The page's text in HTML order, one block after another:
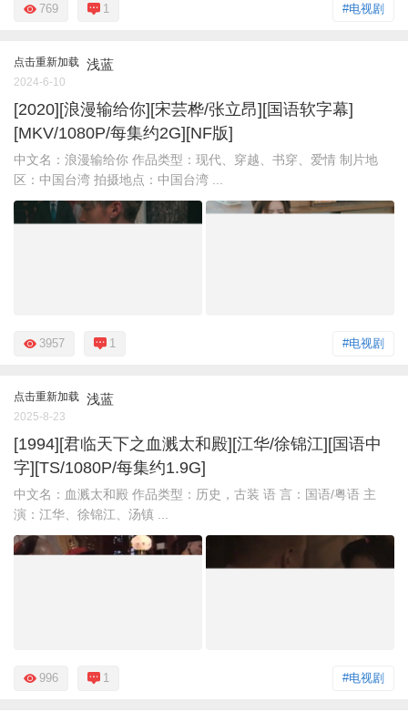
#电视剧
769 1
点击重新加载 浅蓝
2024-6-10
[2020][浪漫输给你][宋芸桦/张立昂][国语软字幕]
[MKV/1080P/每集约2G][NF版]
中文名：浪漫输给你 作品类型：现代、穿越、书穿、爱情 制片地
区：中国台湾 拍摄地点：中国台湾 ...
#电视剧
3957 1
点击重新加载 浅蓝
2025-8-23
[1994][君临天下之血溅太和殿][江华/徐锦江][国语中
字][TS/1080P/每集约1.9G]
中文名：血溅太和殿 作品类型：历史，古装 语 言：国语/粤语 主
演：江华、徐锦江、汤镇 ...
#电视剧
996 1